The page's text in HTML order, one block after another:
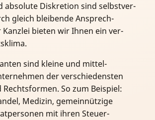
absolute Diskretion sind selbst­ver­
gleich bleibende Ansprech­
bieten wir Ihnen ein ver­
sind kleine und mittel­
der ver­schiedensten
Rechts­formen. So zum Beispiel:
Medizin, gemein­nützige
mit ihren Steuer­